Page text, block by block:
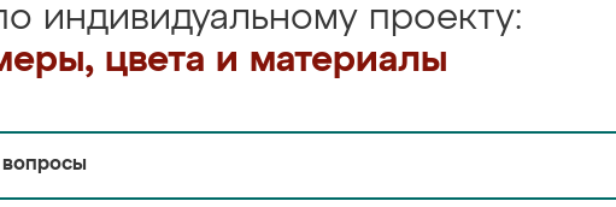
индивидуальному проекту:
цвета и материалы